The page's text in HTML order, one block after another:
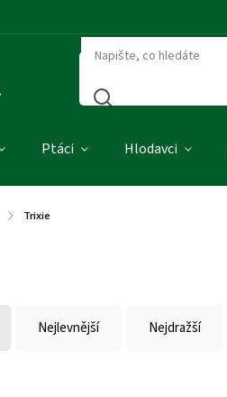
Ptáci Hlodavci
/ Trixie
Nejlevnější Nejdražší